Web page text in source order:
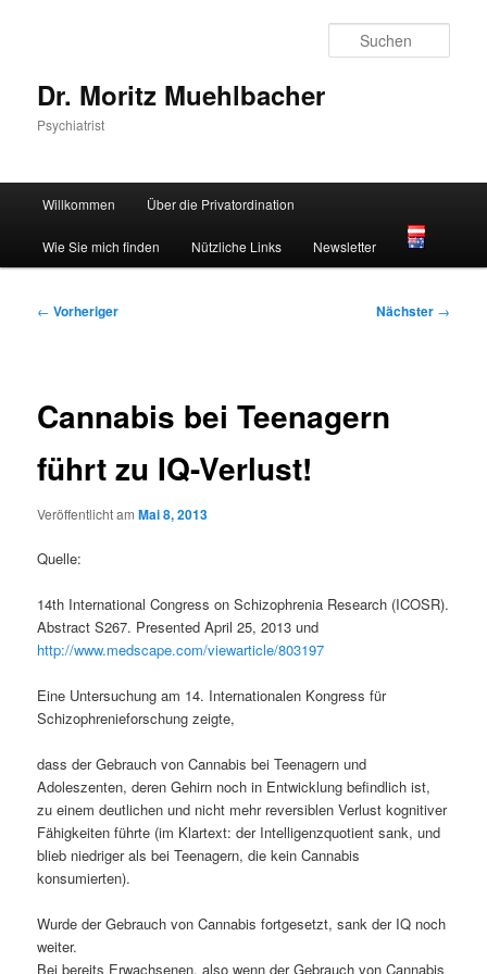
Dr. Moritz Muehlbacher
Psychiatrist
Willkommen Über die Privatordination
Wie Sie mich finden Nützliche Links Newsletter
Beitragsnavigation
← Vorheriger Nächster →
Cannabis bei Teenagern
führt zu IQ-Verlust!
Veröffentlicht amMai 8, 2013
Quelle:
14th International Congress on Schizophrenia Research (ICOSR).
Abstract S267. Presented April 25, 2013 und
http://www.medscape.com/viewarticle/803197
Eine Untersuchung am 14. Internationalen Kongress für
Schizophrenieforschung zeigte,
dass der Gebrauch von Cannabis bei Teenagern und
Adoleszenten, deren Gehirn noch in Entwicklung befindlich ist,
zu einem deutlichen und nicht mehr reversiblen Verlust kognitiver
Fähigkeiten führte (im Klartext: der Intelligenzquotient sank, und
blieb niedriger als bei Teenagern, die kein Cannabis
konsumierten).
Wurde der Gebrauch von Cannabis fortgesetzt, sank der IQ noch
weiter.
Bei bereits Erwachsenen, also wenn der Gebrauch von Cannabis